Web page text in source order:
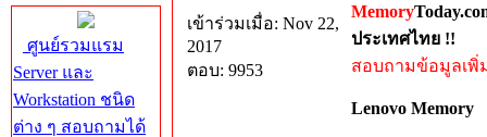
ศูนย์รวมแรม
Server และ
Workstation ชนิด
ต่าง ๆ สอบถามได้
เข้าร่วมเมื่อ: Nov 22,
2017
ตอบ: 9953
Memory
ประเทศไทย !!
สอบถามข้อมูลเพิ่
Lenovo Memory